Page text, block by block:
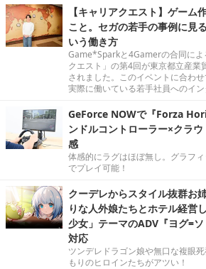
【キャリアクエスト】ゲーム
こと。セガの若手の事例に見
いう働き方
Game*Sparkと4Gamerの合同によ
クエスト」の第4回が東京都立産業
されました。このイベントに合わ
実際に働いている若手社員へのイン
GeForce NOWで『Forza
ンドルコントローラー×クラ
感
体感的にラグはほぼ無し。グラフ
でプレイ可能！
クーデレからスタイル抜群お
りな人外娘たちとホテル経営
少女」テーマのADV『ヨグ=
対応
ツンデレドラゴン娘や無口な複眼
もりのヒロインたちがアツい！